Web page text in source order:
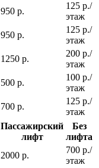
950 р.
125 р./
этаж
950 р.
125 р./
этаж
1250 р.
200 р./
этаж
500 р.
100 р./
этаж
700 р.
125 р./
этаж
Пассажирский
лифт
Без
лифта
2000 р.
700 р./
этаж